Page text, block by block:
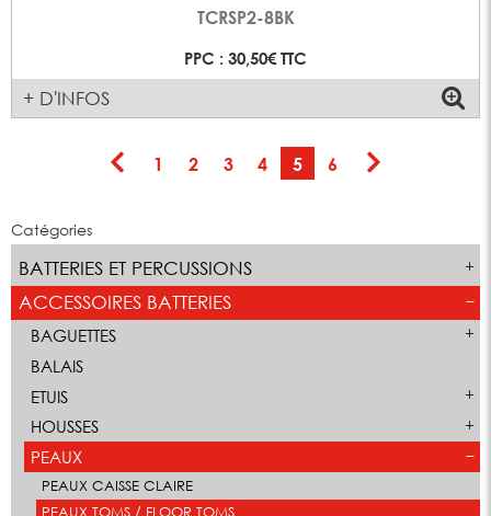
Catégories
BATTERIES ET PERCUSSIONS
ACCESSOIRES BATTERIES
BAGUETTES
BALAIS
ETUIS
HOUSSES
PEAUX
PEAUX CAISSE CLAIRE
TCRSP2-8BK
PPC : 30,50€ TTC
+ D'INFOS
1 2 3 4 5 6